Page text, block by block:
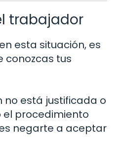
trabajador
esta situación, es
conozcas tus
no está justificada o
el procedimiento
negarte a aceptar